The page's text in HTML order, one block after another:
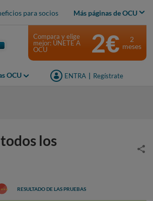
para socios Más páginas de OCU
OCU ENTRA Regístrate
Compara y elige
mejor: ÚNETE A
OCU
2€
2
meses
los
RESULTADO DE LAS PRUEBAS